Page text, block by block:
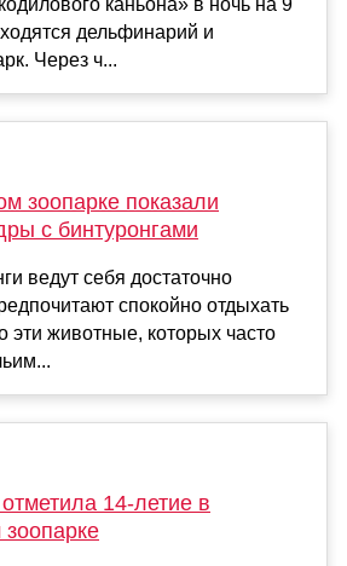
каньона» в ночь на 9
дельфинарий и
Через ч...
зоопарке показали
с бинтуронгами
ведут себя достаточно
спокойно отдыхать
эти животные, которых часто
14-летие в